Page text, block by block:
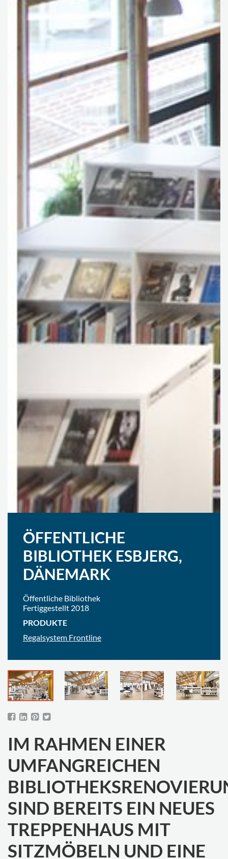
ÖFFENTLICHE
BIBLIOTHEK ESBJERG,
DÄNEMARK
Öffentliche Bibliothek
Fertiggestellt 2018
PRODUKTE
Regalsystem Frontline
IM RAHMEN EINER
UMFANGREICHEN
SIND BEREITS EIN NEUES
TREPPENHAUS MIT
SITZMÖBELN UND EINE